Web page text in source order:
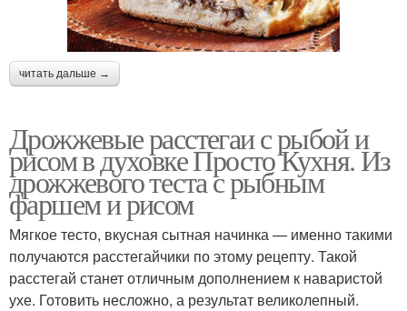
читать дальше →
Дрожжевые расстегаи с рыбой и
рисом в духовке Просто Кухня. Из
дрожжевого теста с рыбным
фаршем и рисом
Мягкое тесто, вкусная сытная начинка — именно такими
получаются расстегайчики по этому рецепту. Такой
расстегай станет отличным дополнением к наваристой
ухе. Готовить несложно, а результат великолепный.